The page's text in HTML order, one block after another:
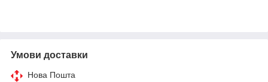
Умови доставки
Нова Пошта